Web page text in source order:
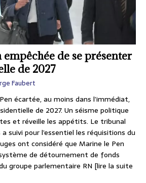
de se présenter
de 2027
Faubert
écartée, au moins dans l’immédiat,
de 2027. Un séisme politique
et réveille les appétits. Le tribunal
suivi pour l’essentiel les réquisitions du
ont considéré que Marine le Pen
de détournement de fonds
groupe parlementaire RN [lire la suite